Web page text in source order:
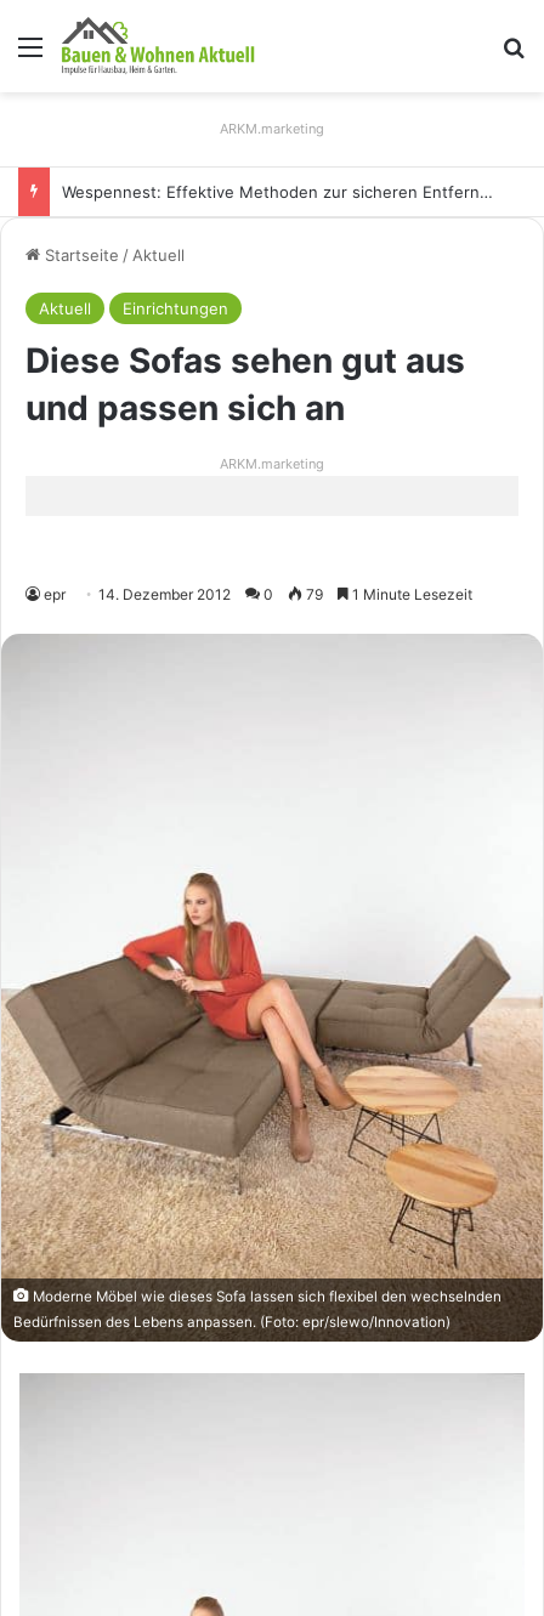
Menü
ARKM.marketing
Holz Pendelleuchten: Eleganz und Nachhaltigkeit für Ihr Zuhause
Startseite / Aktuell
Aktuell Einrichtungen
Diese Sofas sehen gut aus
und passen sich an
ARKM.marketing
epr 14. Dezember 2012 0 79 1 Minute Lesezeit
Moderne Möbel wie dieses Sofa lassen sich flexibel den wechselnden
Bedürfnissen des Lebens anpassen. (Foto: epr/slewo/Innovation)